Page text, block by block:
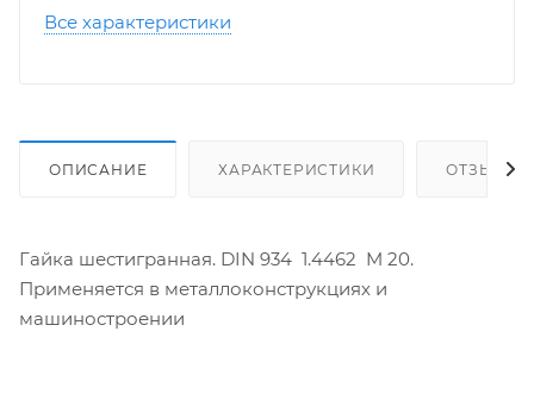
Все характеристики
ОПИСАНИЕ ХАРАКТЕРИСТИКИ ОТЗЫВЫ
Гайка шестигранная. DIN 934 1.4462 M 20.
Применяется в металлоконструкциях и
машиностроении